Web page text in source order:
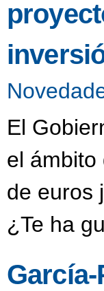
El
el ámbito
de euros
¿Te ha